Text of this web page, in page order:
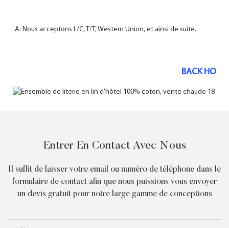
Entrer En Contact Avec Nous
Il suffit de laisser votre email ou numéro de téléphone dans le
formulaire de contact afin que nous puissions vous envoyer
un devis gratuit pour notre large gamme de conceptions